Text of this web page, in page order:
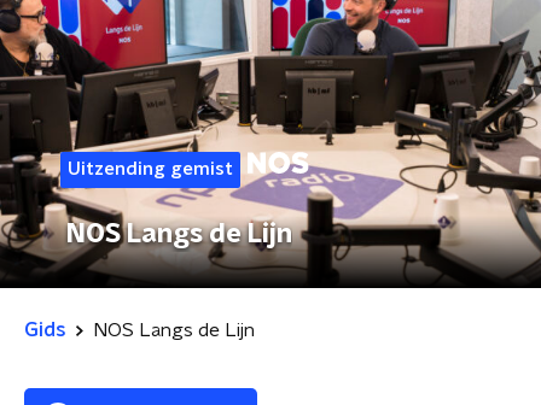
Uitzending gemist
NOS Langs de Lijn
Gids NOS Langs de Lijn